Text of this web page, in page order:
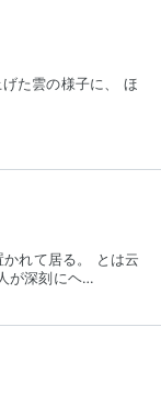
た雲の様子に、 ほ
れて居る。 とは云
が深刻にヘ…